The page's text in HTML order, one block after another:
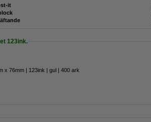
it
123ink.
x 76mm | 123ink | gul | 400 ark